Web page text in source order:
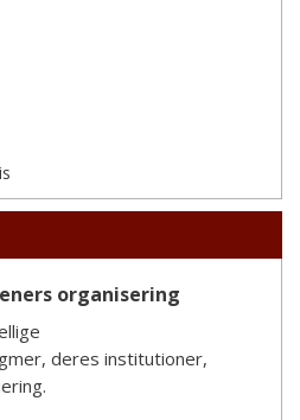
organisering
deres institutioner,